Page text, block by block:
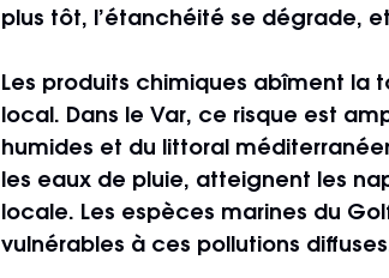
plus tôt, l’étanchéité se dégrade,
Les produits chimiques abîment la
local. Dans le Var, ce risque est
humides et du littoral
les eaux de pluie, atteignent les
locale. Les espèces marines du
vulnérables à ces pollutions